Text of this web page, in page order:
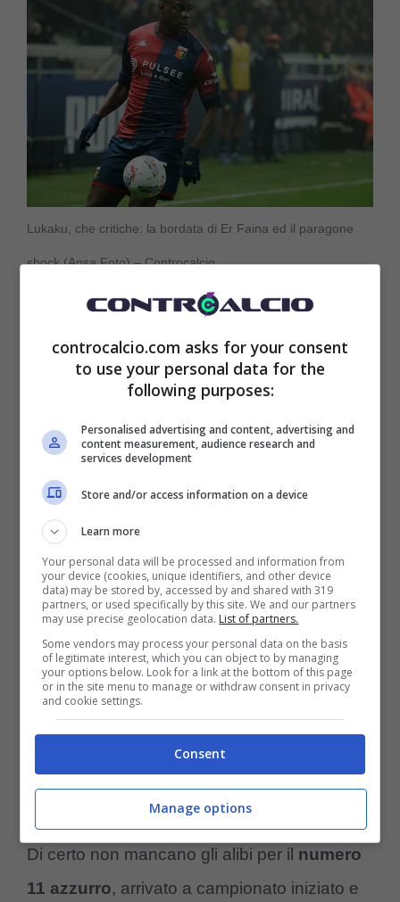
Lukaku, che critiche: la bordata di Er Faina ed il paragone
shock (Ansa Foto) – Controcalcio
Insomma, il bomber belga fin qui non ha
mostrato di valere l’investimento effettuato in
estate dal club azzurro, tantomeno ripagato
Contedella fiducia. O, almeno, è quanto
sembra, perché il tecnico salentino ha
nelle prestazioni dell’attaccante, al di là delle
reti messe a segno.
Di certo non mancano gli alibi per il numero
11 azzurro, arrivato a campionato iniziato e
controcalcio.com asks for your consent
to use your personal data for the
following purposes:
Personalised advertising and content, advertising and
content measurement, audience research and
services development
Store and/or access information on a device
Learn more
Your personal data will be processed and information from
your device (cookies, unique identifiers, and other device
data) may be stored by, accessed by and shared with 319
partners, or used specifically by this site. We and our partners
may use precise geolocation data. List of partners.
Some vendors may process your personal data on the basis
of legitimate interest, which you can object to by managing
your options below. Look for a link at the bottom of this page
or in the site menu to manage or withdraw consent in privacy
and cookie settings.
Consent
Manage options